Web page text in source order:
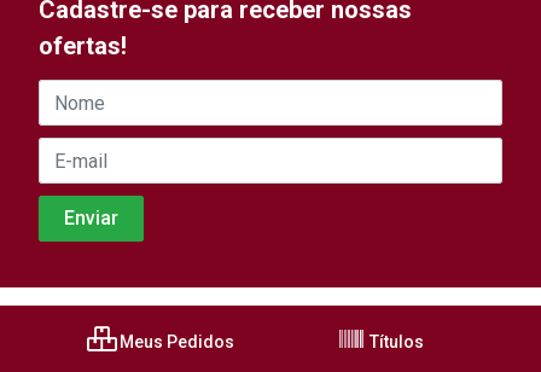
Cadastre-se para receber nossas
ofertas!
Meus Pedidos Títulos